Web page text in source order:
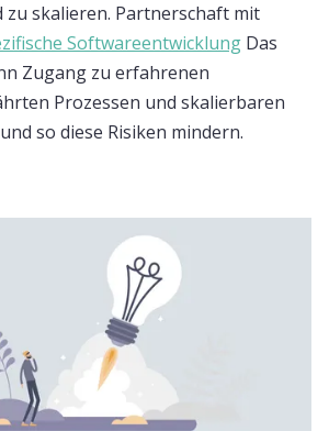
zu skalieren. Partnerschaft mit
Softwareentwicklung Das
Zugang zu erfahrenen
Prozessen und skalierbaren
so diese Risiken mindern.